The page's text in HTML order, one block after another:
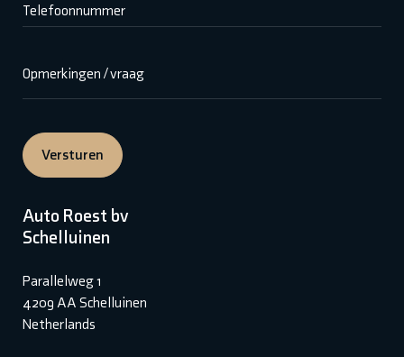
Telefoonnummer
Opmerkingen / vraag
Versturen
Auto Roest bv
Schelluinen
Parallelweg 1
4209 AA Schelluinen
Netherlands